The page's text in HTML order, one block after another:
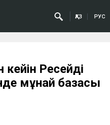
ҚАЗ РУС
Ресейдің
мұнай базасы